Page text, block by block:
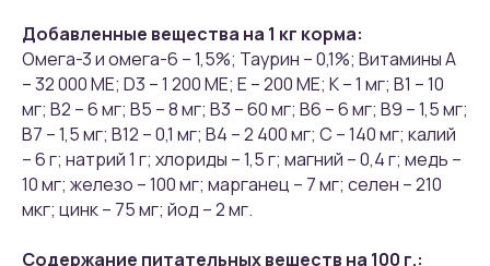
Добавленные вещества на 1 кг корма:
Омега-3 и омега-6 – 1,5%; Таурин – 0,1%; Витамины А
– 32 000 МЕ; D3 – 1 200 МЕ; Е – 200 МЕ; К – 1 мг; В1 – 10
мг; В2 – 6 мг; В5 – 8 мг; В3 – 60 мг; В6 – 6 мг; В9 – 1,5 мг;
В7 – 1,5 мг; В12 – 0,1 мг; В4 – 2 400 мг; С – 140 мг; калий
– 6 г; натрий 1 г; хлориды – 1,5 г; магний – 0,4 г; медь –
10 мг; железо – 100 мг; марганец – 7 мг; селен – 210
мкг; цинк – 75 мг; йод – 2 мг.
Содержание питательных веществ на 100 г.: